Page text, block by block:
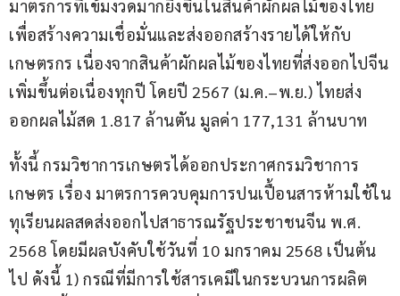
มาตรการที่เข้มงวดมากยิ่งขึ้นในสินค้าผักผลไม้ของไทย
เพื่อสร้างความเชื่อมั่นและส่งออกสร้างรายได้ให้กับ
เกษตรกร เนื่องจากสินค้าผักผลไม้ของไทยที่ส่งออกไปจีน
เพิ่มขึ้นต่อเนื่องทุกปี โดยปี 2567 (ม.ค.–พ.ย.) ไทยส่ง
ออกผลไม้สด 1.817 ล้านตัน มูลค่า 177,131 ล้านบาท
ทั้งนี้ กรมวิชาการเกษตรได้ออกประกาศกรมวิชาการ
เกษตร เรื่อง มาตรการควบคุมการปนเปื้อนสารห้ามใช้ใน
ทุเรียนผลสดส่งออกไปสาธารณรัฐประชาชนจีน พ.ศ.
2568 โดยมีผลบังคับใช้วันที่ 10 มกราคม 2568 เป็นต้น
ไป ดังนี้ 1) กรณีที่มีการใช้สารเคมีในกระบวนการผลิต